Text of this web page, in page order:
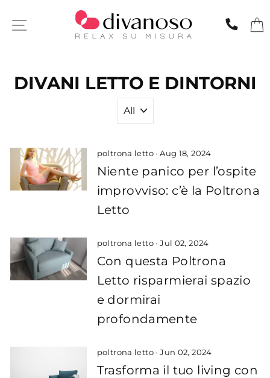
SITE NAVIGATION
DIVANI LETTO E DINTORNI
poltrona letto ·Aug 18, 2024
Niente panico per l’ospite
improvviso: c’è la Poltrona
Letto
poltrona letto ·Jul 02, 2024
Con questa Poltrona
Letto risparmierai spazio
e dormirai
profondamente
poltrona letto ·Jun 02, 2024
Trasforma il tuo living con